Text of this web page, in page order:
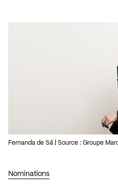
Nominations
Fernanda de Sá | Source : Groupe